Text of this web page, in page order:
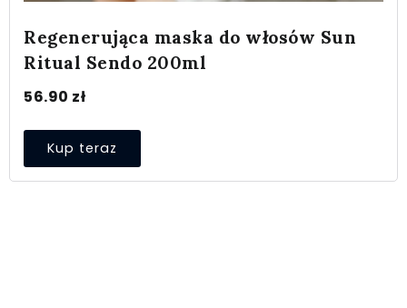
Regenerująca maska do włosów Sun
Ritual Sendo 200ml
56.90 zł
Kup teraz